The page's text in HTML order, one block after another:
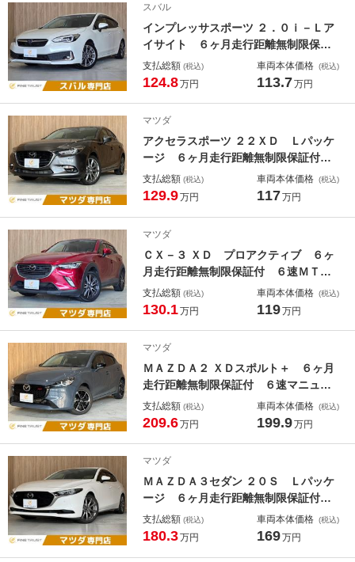
ｔｏ Ａｐｐｌｅ Ｃａｒ Ｐｌａ
ｙ ＢＯＳＥサウンド
スバル
インプレッサスポーツ ２．０ｉ－Ｌア
イサイト ６ヶ月走行距離無制限保証
付 フロント／サイドビューモニタ
ー パワーシート 純正８インチナ
Ｃ ブラインドスポットモニター バ
ックカメラ
支払総額 (税込)
124.8万円
車両本体価格 (税込)
113.7万円
マツダ
アクセラスポーツ ２２ＸＤ Ｌパッケ
ージ ６ヶ月走行距離無制限保証付
ディーゼルターボ ４ＷＤ ６速マニ
ュアル車 サンルーフ 本革 ＢＯＳ
ＬＥＤヘッド シートヒーター 禁煙
車
支払総額 (税込)
129.9万円
車両本体価格 (税込)
117万円
マツダ
ＣＸ－３ ＸＤ プロアクティブ ６ヶ
月走行距離無制限保証付 ６速ＭＴ
パワーシート シートヒーター バッ
クカメラ 禁煙車 ＬＥＤヘッドライ
ニター Ｂｌｕｅｔｏｏｔｈ
支払総額 (税込)
130.1万円
車両本体価格 (税込)
119万円
マツダ
ＭＡＺＤＡ２ ＸＤスポルト＋ ６ヶ月
走行距離無制限保証付 ６速マニュア
ル車 純正８．８インチナビ 衝突軽
減 ハーフレザーシート パワーシー
ブラインドスポットモニタ
支払総額 (税込)
209.6万円
車両本体価格 (税込)
199.9万円
マツダ
ＭＡＺＤＡ３セダン ２０Ｓ Ｌパッケ
ージ ６ヶ月走行距離無制限保証付
禁煙車 本革シート レーダークルー
ズコントロール 全周囲カメラ 純正
支払総額 (税込)
180.3万円
車両本体価格 (税込)
169万円